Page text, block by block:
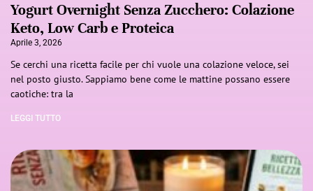
Yogurt Overnight Senza Zucchero: Colazione
Keto, Low Carb e Proteica
Aprile 3, 2026
Se cerchi una ricetta facile per chi vuole una colazione veloce, sei
nel posto giusto. Sappiamo bene come le mattine possano essere
caotiche: tra la
LEGGI TUTTO